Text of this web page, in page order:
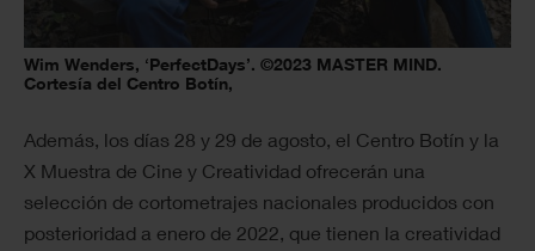
Wim Wenders, ‘PerfectDays’. ©2023 MASTER MIND.
Cortesía del Centro Botín,
Además, los días 28 y 29 de agosto, el Centro Botín y la
X Muestra de Cine y Creatividad ofrecerán una
selección de cortometrajes nacionales producidos con
posterioridad a enero de 2022, que tienen la creatividad